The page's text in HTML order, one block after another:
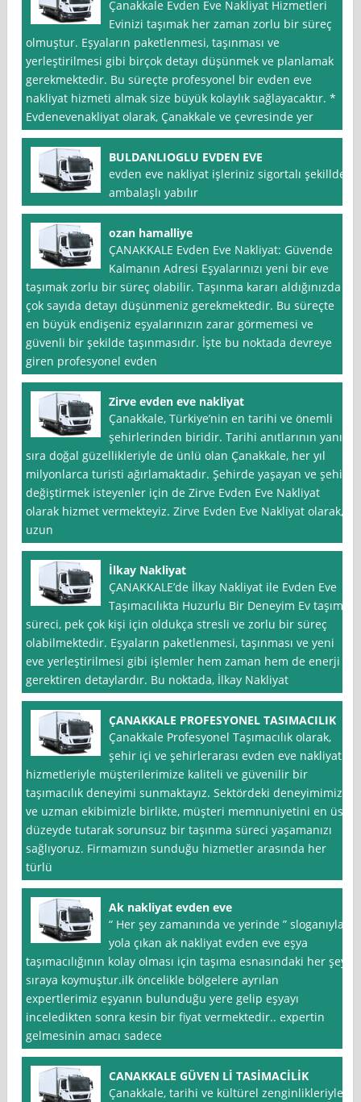
Çanakkale Evden Eve Nakliyat Hizmetleri
Evinizi taşımak her zaman zorlu bir süreç
olmuştur. Eşyaların paketlenmesi, taşınması ve
yerleştirilmesi gibi birçok detayı düşünmek ve planlamak
gerekmektedir. Bu süreçte profesyonel bir evden eve
nakliyat hizmeti almak size büyük kolaylık sağlayacaktır. *
Evdenevenakliyat olarak, Çanakkale ve çevresinde yer
BULDANLIOGLU EVDEN EVE
evden eve nakliyat işleriniz sigortalı şekillde
ambalaşlı yabılır
ozan hamalliye
ÇANAKKALE Evden Eve Nakliyat: Güvende
Kalmanın Adresi Eşyalarınızı yeni bir eve
taşımak zorlu bir süreç olabilir. Taşınma kararı aldığınızda
çok sayıda detayı düşünmeniz gerekmektedir. Bu süreçte
en büyük endişeniz eşyalarınızın zarar görmemesi ve
güvenli bir şekilde taşınmasıdır. İşte bu noktada devreye
giren profesyonel evden
Zirve evden eve nakliyat
Çanakkale, Türkiye’nin en tarihi ve önemli
şehirlerinden biridir. Tarihi anıtlarının yanı
sıra doğal güzellikleriyle de ünlü olan Çanakkale, her yıl
milyonlarca turisti ağırlamaktadır. Şehirde yaşayan ve şehir
değiştirmek isteyenler için de Zirve Evden Eve Nakliyat
olarak hizmet vermekteyiz. Zirve Evden Eve Nakliyat olarak,
uzun
İlkay Nakliyat
ÇANAKKALE’de İlkay Nakliyat ile Evden Eve
Taşımacılıkta Huzurlu Bir Deneyim Ev taşıma
süreci, pek çok kişi için oldukça stresli ve zorlu bir süreç
olabilmektedir. Eşyaların paketlenmesi, taşınması ve yeni
eve yerleştirilmesi gibi işlemler hem zaman hem de enerji
gerektiren detaylardır. Bu noktada, İlkay Nakliyat
ÇANAKKALE PROFESYONEL TASIMACILIK
Çanakkale Profesyonel Taşımacılık olarak,
şehir içi ve şehirlerarası evden eve nakliyat
hizmetleriyle müşterilerimize kaliteli ve güvenilir bir
taşımacılık deneyimi sunmaktayız. Sektördeki deneyimimiz
ve uzman ekibimizle birlikte, müşteri memnuniyetini en üst
düzeyde tutarak sorunsuz bir taşınma süreci yaşamanızı
sağlıyoruz. Firmamızın sunduğu hizmetler arasında her
türlü
Ak nakliyat evden eve
“ Her şey zamanında ve yerinde ” sloganıyla
yola çıkan ak nakliyat evden eve eşya
taşımacılığının kolay olması için taşıma esnasındaki her şeyi
sıraya koymuştur.ilk öncelikle bölgelere ayrılan
expertlerimiz eşyanın bulunduğu yere gelip eşyayı
inceledikten sonra kesin bir fiyat vermektedir.. expertin
gelmesinin amacı sadece
CANAKKALE GÜVEN Lİ TASİMACİLİK
Çanakkale, tarihi ve kültürel zenginlikleriyle